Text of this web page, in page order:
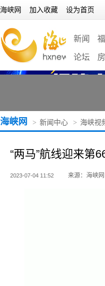
海峡网 加入收藏 设为首页
新闻
论坛
海峡网 > 新闻中心 > 海峡视
“两马”航线迎来第
2023-07-04 11:52 来源：海峡网